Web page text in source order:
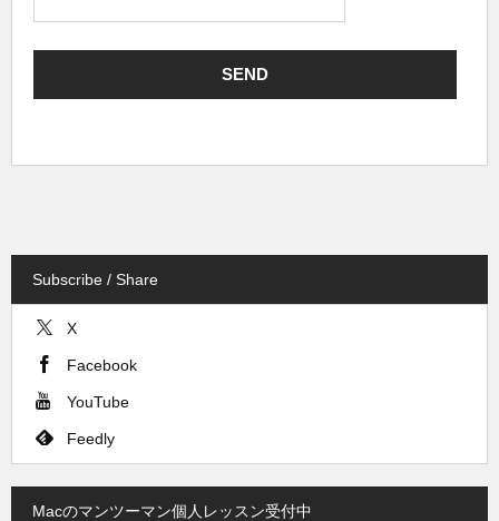
Subscribe / Share
X
Facebook
YouTube
Feedly
Macのマンツーマン個人レッスン受付中